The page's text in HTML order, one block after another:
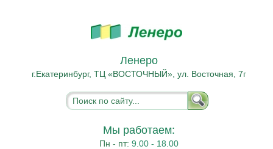
Ленеро
г.Екатеринбург, ТЦ «ВОСТОЧНЫЙ», ул. Восточная, 7г
Мы работаем:
Пн - пт:9.00 - 18.00